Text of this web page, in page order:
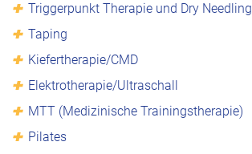
Triggerpunkt Therapie und Dry Needling
Taping
Kiefertherapie/CMD
Elektrotherapie/Ultraschall
MTT (Medizinische Trainingstherapie)
Pilates